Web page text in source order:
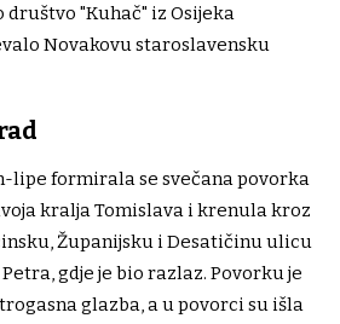
društvo "Kuhač" iz Osijeka
Novakovu staroslavensku
lipe formirala se svečana povorka
kralja Tomislava i krenula kroz
Županijsku i Desatičinu ulicu
gdje je bio razlaz. Povorku je
glazba, a u povorci su išla